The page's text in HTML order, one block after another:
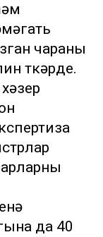
чараны
үткәрде.
да 40